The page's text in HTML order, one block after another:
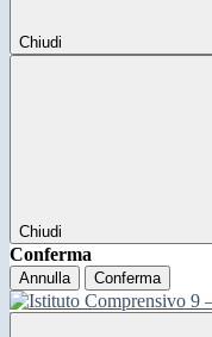
Chiudi
Chiudi
Conferma
Annulla Conferma